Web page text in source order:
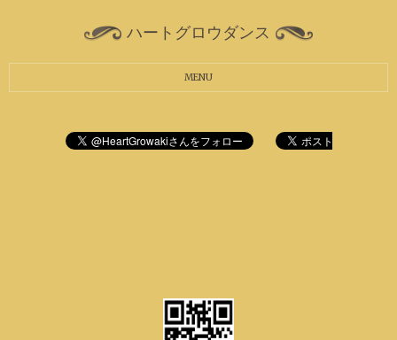
ハートグロウダンス
MENU